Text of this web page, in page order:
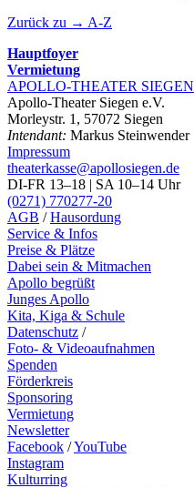
Zurück zu → A-Z
Hauptfoyer
Vermietung
APOLLO-THEATER SIEGEN
Apollo-Theater Siegen e.V.
Morleystr. 1, 57072 Siegen
Intendant: Markus Steinwender
Impressum
theaterkasse@apollosiegen.de
DI-FR 13–18 | SA 10–14 Uhr
(0271) 770277-20
AGB /Hausordung
Service & Infos
Preise & Plätze
Dabei sein & Mitmachen
Apollo begrüßt
Junges Apollo
Kita, Kiga & Schule
Datenschutz /
Foto- & Videoaufnahmen
Spenden
Förderkreis
Sponsoring
Vermietung
Newsletter
Facebook /YouTube
Instagram
Kulturring